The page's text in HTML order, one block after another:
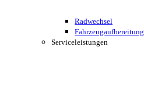
Radwechsel
Fahrzeugaufbereitung
Serviceleistungen